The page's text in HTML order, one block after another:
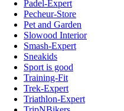
Padel-Expert
Pecheur-Store
Pet and Garden
Slowood Interior
Smash-Expert
Sneakids
Sport is good
Training-Fit
Trek-Expert
Triathlon-Expert